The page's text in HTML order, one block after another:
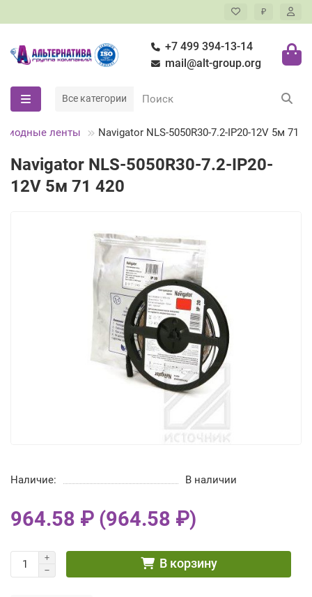
₽
+7 499 394-13-14
mail@alt-group.org
Все категории
ленты Navigator NLS-5050R30-7.2-IP20-12V 5м 71
Navigator NLS-5050R30-7.2-IP20-
12V 5м 71 420
Наличие: В наличии
964.58 ₽ (964.58 ₽)
В корзину